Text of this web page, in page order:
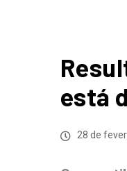
está
28 de